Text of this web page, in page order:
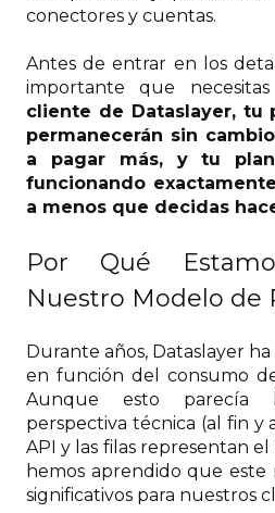
conectores y cuentas.
Antes de entrar en los
importante que
cliente de Dataslayer, tu
permanecerán sin
a pagar más, y tu
funcionando
a menos que decidas
Por Qué
Nuestro Modelo de
Durante años, Dataslayer
en función del consumo
Aunque esto parecía
perspectiva técnica (al fin y
API y las filas representan
hemos aprendido que este
significativos para nuestros